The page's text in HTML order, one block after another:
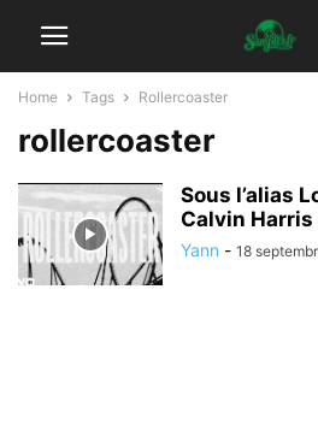
Home Tags Rollercoaster
rollercoaster
Sous l’alias
Calvin Harris
Yann - 18